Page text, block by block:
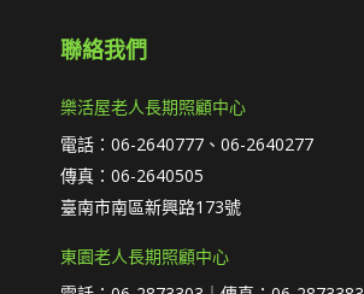
聯絡我們
樂活屋老人長期照顧中心
電話：06-2640777、06-2640277
傳真：06-2640505
臺南市南區新興路173號
東園老人長期照顧中心